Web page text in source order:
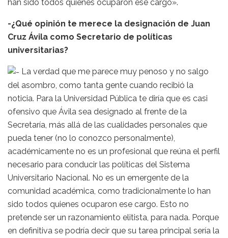
han sido todos quienes ocuparon ese cargo».
-¿Qué opinión te merece la designación de Juan
Cruz Ávila como Secretario de políticas
universitarias?
La verdad que me parece muy penoso y no salgo
del asombro, como tanta gente cuando recibió la
noticia. Para la Universidad Pública te diría que es casi
ofensivo que Ávila sea designado al frente de la
Secretaría, más allá de las cualidades personales que
pueda tener (no lo conozco personalmente),
académicamente no es un profesional que reúna el perfil
necesario para conducir las políticas del Sistema
Universitario Nacional. No es un emergente de la
comunidad académica, como tradicionalmente lo han
sido todos quienes ocuparon ese cargo. Esto no
pretende ser un razonamiento elitista, para nada. Porque
en definitiva se podría decir que su tarea principal sería la